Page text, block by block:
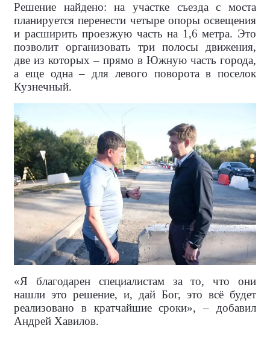
Решение найдено: на участке съезда с моста
планируется перенести четыре опоры освещения
и расширить проезжую часть на 1,6 метра. Это
позволит организовать три полосы движения,
две из которых – прямо в Южную часть города,
а еще одна – для левого поворота в поселок
Кузнечный.
«Я благодарен специалистам за то, что они
нашли это решение, и, дай Бог, это всё будет
реализовано в кратчайшие сроки», – добавил
Андрей Хавилов.